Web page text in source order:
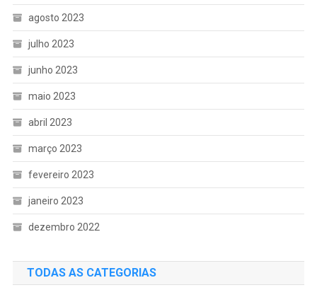
agosto 2023
julho 2023
junho 2023
maio 2023
abril 2023
março 2023
fevereiro 2023
janeiro 2023
dezembro 2022
TODAS AS CATEGORIAS